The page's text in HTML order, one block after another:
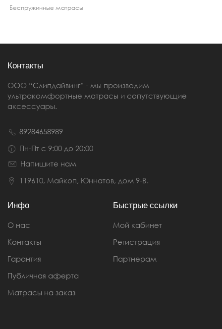
Беспружинные матрасы
Контакты
ООО “Слипдайвинг” - мы производим
ультракомфортные матрасы и сопутствующие
аксессуары.
89284658989
Пн-Пт с 9:00 до 20:00
Напишите нам
119610, Майкоп, Юннатов, дом 9-В.
Инфо
О нас
Контакты
Гарантия
Публичная аферта
Матрасы на заказ
Быстрые ссылки
Мой кабинет
Регистрация
Партнерам